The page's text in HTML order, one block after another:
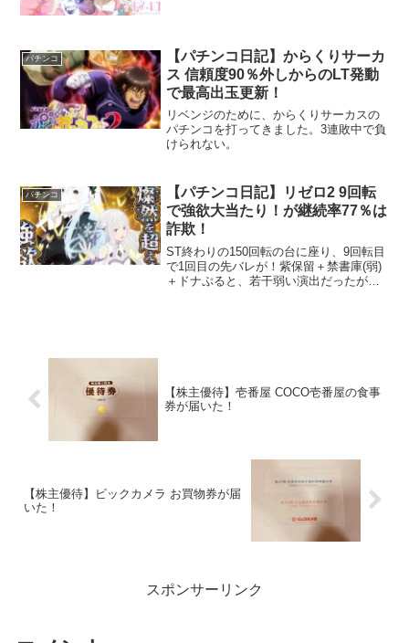
パチンコ
【パチンコ日記】からくりサーカ
ス 信頼度90％外しからのLT発動
で最高出玉更新！
リベンジのために、からくりサーカスの
パチンコを打ってきました。3連敗中で負
けられない。
パチンコ
【パチンコ日記】リゼロ2 9回転
で強欲大当たり！が継続率77％は
詐欺！
ST終わりの150回転の台に座り、9回転目
で1回目の先バレが！紫保留＋禁書庫(弱)
＋ドナぷると、若干弱い演出だったが、
【株主優待】壱番屋 COCO壱番屋の食事
券が届いた！
【株主優待】ビックカメラ お買物券が届
いた！
スポンサーリンク